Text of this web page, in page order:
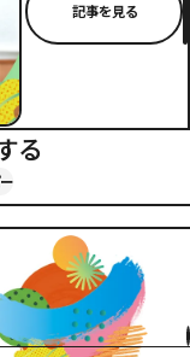
記事を見る
る